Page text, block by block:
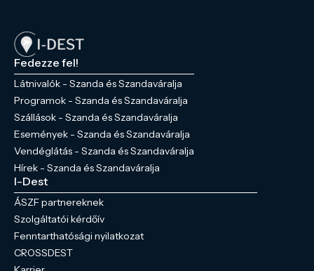
Fedezze fel!
Látnivalók - Szanda és Szandaváralja
Programok - Szanda és Szandaváralja
Szállások - Szanda és Szandaváralja
Események - Szanda és Szandaváralja
Vendéglátás - Szanda és Szandaváralja
Hírek - Szanda és Szandaváralja
I-Dest
ÁSZF partnereknek
Szolgáltatói kérdőív
Fenntarthatósági nyilatkozat
CROSSDEST